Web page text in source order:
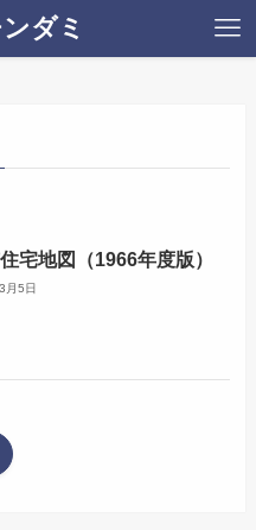
ダミ
宅地図（1966年度版）
月5日